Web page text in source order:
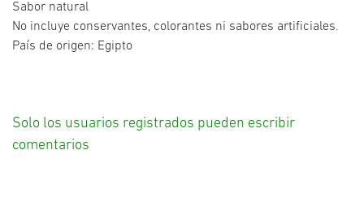
Sabor natural
No incluye conservantes, colorantes ni sabores artificiales.
País de origen: Egipto
Solo los usuarios registrados pueden escribir
comentarios